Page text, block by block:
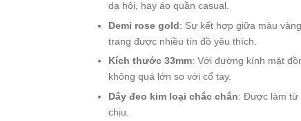
Cer
Đồng
Cặp
Hanboro
Marc
dạ hội, hay áo quần casual.
Demi rose gold: Sự kết hợp giữa màu
trang được nhiều tín đồ yêu thích.
Kích thước 33mm: Với đường kính mặt
không quá lớn so với cổ tay.
Dây đeo kim loại chắc chắn: Được làm từ
chịu.